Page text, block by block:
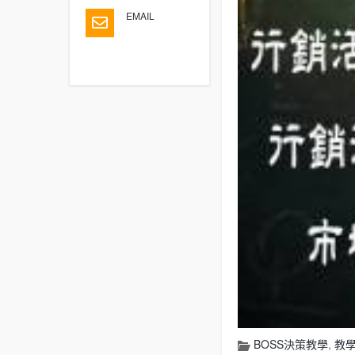
EMAIL
BOSS決策教學,教